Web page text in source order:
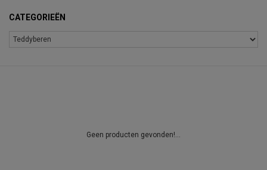
CATEGORIEËN
Geen producten gevonden!...